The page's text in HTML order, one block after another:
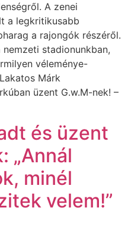
A zenei
a legkritikusabb
a rajongók részéről.
stadionunkban,
véleménye-
Márk
üzent G.w.M-nek! –
és üzent
„Annál
minél
velem!”